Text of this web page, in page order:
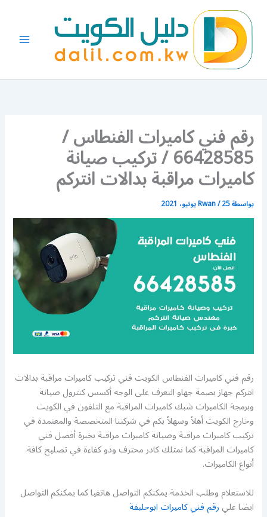
المحتوى
رقم فني كاميرات الفنطاس /
66428585 / تركيب صيانة
كاميرات مراقبة بدالات انتركم
بواسطة Rwan/25 يونيو، 2021
رقم فني كاميرات الفنطاس الكويت فني تركيب كاميرات مراقبة بدالات
انتركم جهاز بصمة جهاو التعرف على الوجه أكسس كنترول صيانة
وبرمجة الكاميرات شبك كاميرات المراقبة مع التلفون في الكويت
وخارج الكويت أهلاً وسهلاً بكم في شركتنا المتخصصة والمعتمدة في
تركيب كاميرات مراقبة وصيانة كاميرات مراقبة بخبرة أفضل فني
كاميرات المراقبة كما نمتلك كادر محترف وذو كفاءة في تصليح كافة
أنواع الكاميرات.
للاستعلام وطلب الخدمة يمكنكم التواصل هاتفيا كما يمكنكم التواصل
ايضا عليرقم فني كاميرات ابوحليفة